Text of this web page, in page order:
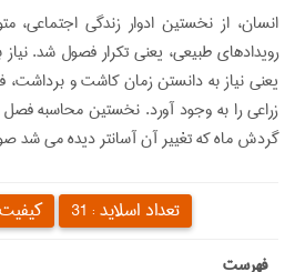
انسان‏، از نخستین ادوار زندگی اجتماعی،
رویدادهای طبیعی، یعنی تكرار فصول شد.
یعنی نیاز به دانستن زمان كاشت و
زراعی را به وجود آورد. نخستین محاسبه
گردش ماه كه تغییر آن آسانتر دیده می شد
تعداد اسلاید :31
‌فهرست